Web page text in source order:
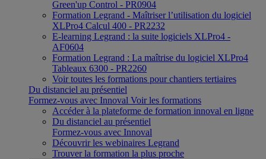
Green'up Control - PR0904
Formation Legrand - Maîtriser l’utilisation du logiciel
XLPro4 Calcul 400 - PR2232
E-learning Legrand : la suite logiciels XLPro4 -
AF0604
Formation Legrand : La maîtrise du logiciel XLPro4
Tableaux 6300 - PR2260
Voir toutes les formations pour chantiers tertiaires
Du distanciel au présentiel
Formez-vous avec Innoval Voir les formations
Accéder à la plateforme de formation innoval en ligne
Du distanciel au présentiel
Formez-vous avec Innoval
Découvrir les webinaires Legrand
Trouver la formation la plus proche